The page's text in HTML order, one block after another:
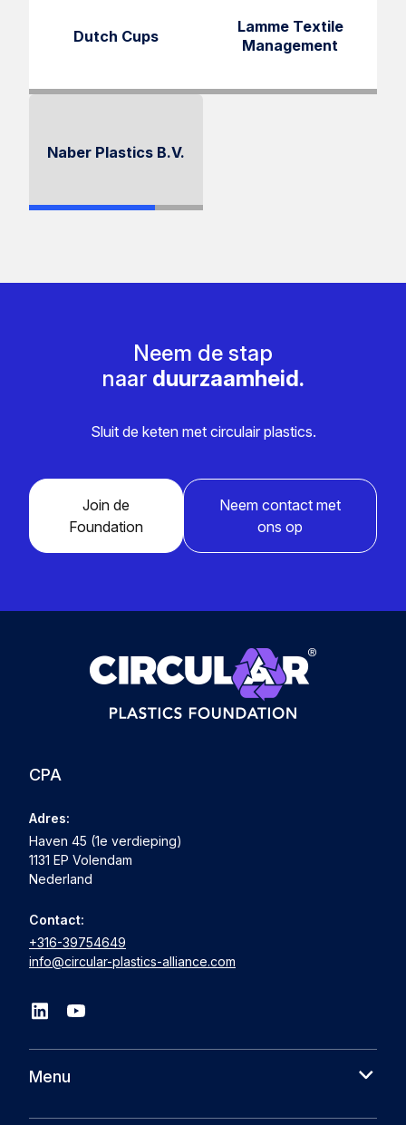
Dutch Cups
Lamme Textile
Management
Naber Plastics B.V.
Neem de stap
naar duurzaamheid.
Sluit de keten met circulair plastics.
Join de
Foundation
Neem contact met
ons op
CPA
Adres:
Haven 45 (1e verdieping)
1131 EP Volendam
Nederland
Contact:
+316-39754649
info@circular-plastics-alliance.com
Menu
Over ons